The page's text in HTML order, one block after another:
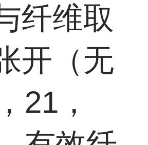
纤维取
开（无
21，